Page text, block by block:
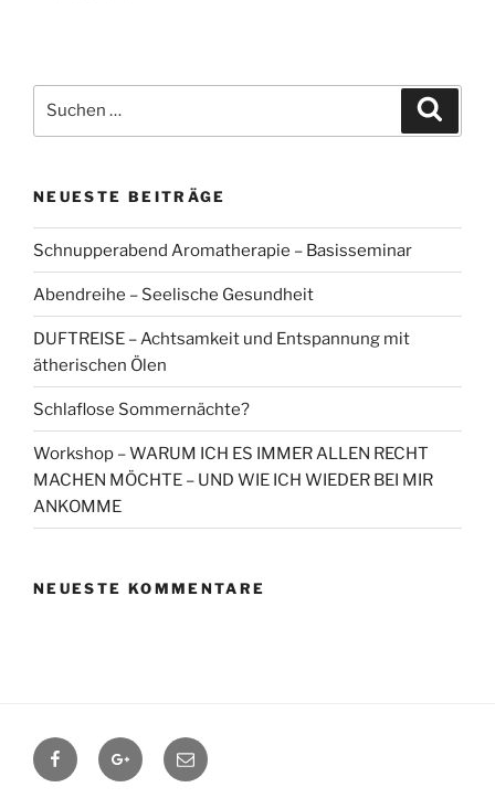
nach:
NEUESTE BEITRÄGE
Schnupperabend Aromatherapie – Basisseminar
Abendreihe – Seelische Gesundheit
DUFTREISE – Achtsamkeit und Entspannung mit
ätherischen Ölen
Schlaflose Sommernächte?
Workshop – WARUM ICH ES IMMER ALLEN RECHT
MACHEN MÖCHTE – UND WIE ICH WIEDER BEI MIR
ANKOMME
NEUESTE KOMMENTARE
FacebookGoogle+Contact
me